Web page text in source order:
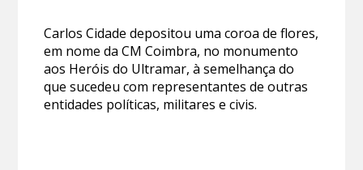
Carlos Cidade depositou uma coroa de flores,
em nome da CM Coimbra, no monumento
aos Heróis do Ultramar, à semelhança do
que sucedeu com representantes de outras
entidades políticas, militares e civis.